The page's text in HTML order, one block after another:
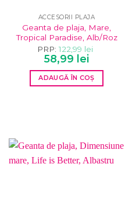
ACCESORII PLAJA
Geanta de plaja, Mare,
Tropical Paradise, Alb/Roz
PRP: 122,99 lei
Prețul
inițial
a
fost:
122,99 lei.
58,99 leiPrețul
curent
este:
58,99 lei.
ADAUGĂ ÎN COȘ